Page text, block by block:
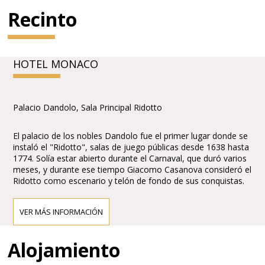
Recinto
HOTEL MONACO
Palacio Dandolo, Sala Principal Ridotto
El palacio de los nobles Dandolo fue el primer lugar donde se
instaló el "Ridotto", salas de juego públicas desde 1638 hasta
1774. Solía estar abierto durante el Carnaval, que duró varios
meses, y durante ese tiempo Giacomo Casanova consideró el
Ridotto como escenario y telón de fondo de sus conquistas.
VER MÁS INFORMACIÓN
Alojamiento